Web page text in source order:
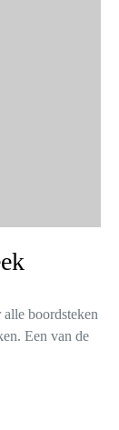
boordsteken
Een van de